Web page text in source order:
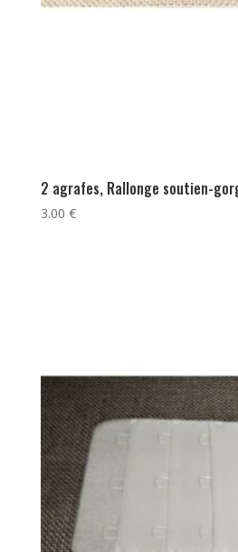
2 agrafes, Rallonge soutien-
3.00 €